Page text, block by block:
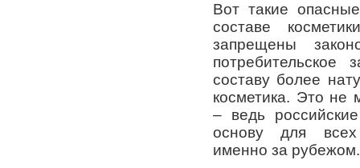
Вот такие
составе
запрещены
потребительское
составу более
косметика. Это не
– ведь
основу для всех
именно за рубежом.